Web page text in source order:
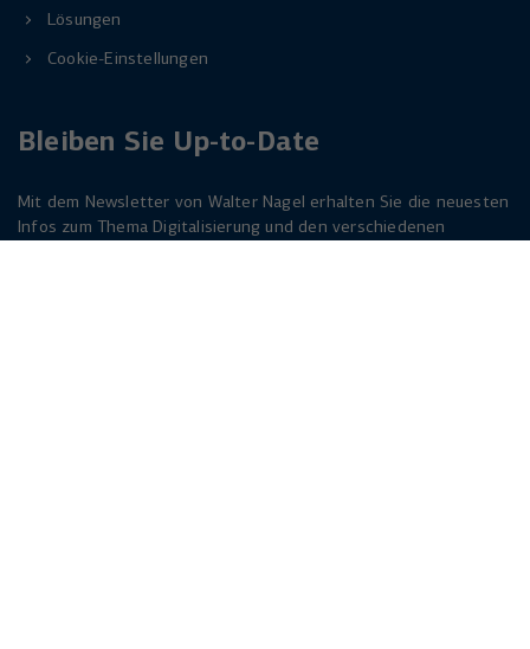
Lösungen
Cookie-Einstellungen
Bleiben Sie Up-to-Date
Mit dem Newsletter von Walter Nagel erhalten Sie die neuesten
Infos zum Thema Digitalisierung und den verschiedenen